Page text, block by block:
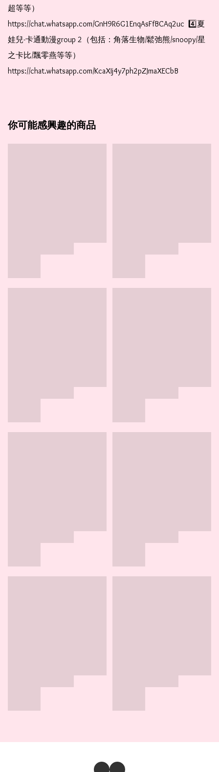
超等等）
https://chat.whatsapp.com/GnH9R6G1EnqAsFfBCAq2uc  4️⃣夏
娃兒-卡通動漫group 2（包括：角落生物/鬆弛熊/snoopy/星
之卡比/飄零燕等等）
https://chat.whatsapp.com/KcaXIj4y7ph2pZJmaXECbB
你可能感興趣的商品